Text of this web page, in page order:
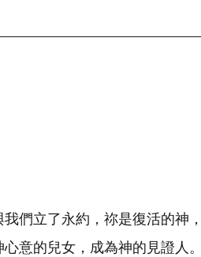
們立了永約，祢是復活的神
意的兒女，成為神的見證人。